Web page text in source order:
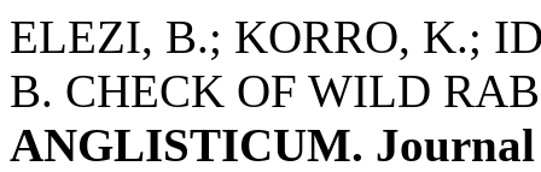
ELEZI, B.; KORRO, K.;
B. CHECK OF WILD
ANGLISTICUM. Journal